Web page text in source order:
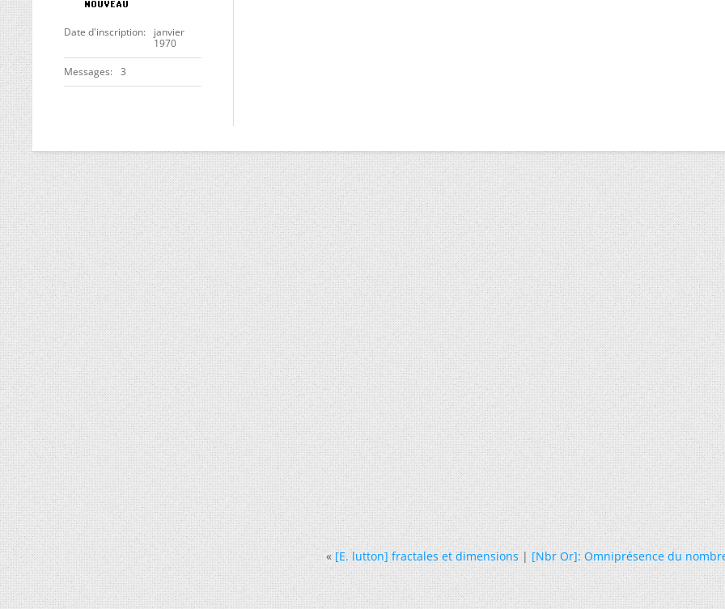
Date d'inscription
janvier
1970
Messages 3
« [E. lutton] fractales et dimensions|[Nbr Or]: Omniprésence du